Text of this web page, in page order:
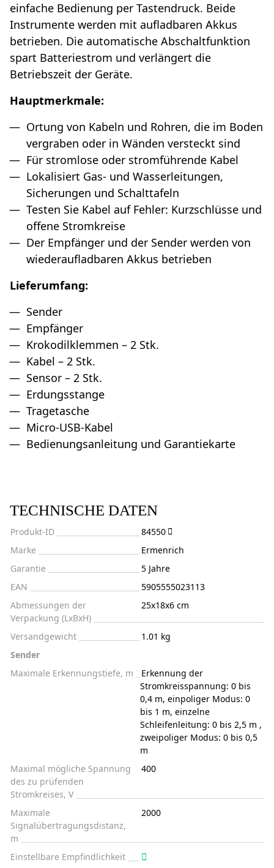
einfache Bedienung per Tastendruck. Beide
Instrumente werden mit aufladbaren Akkus
betrieben. Die automatische Abschaltfunktion
spart Batteriestrom und verlängert die
Betriebszeit der Geräte.
Hauptmerkmale:
Ortung von Kabeln und Rohren, die im Boden
vergraben oder in Wänden versteckt sind
Für stromlose oder stromführende Kabel
Lokalisiert Gas- und Wasserleitungen,
Sicherungen und Schalttafeln
Testen Sie Kabel auf Fehler: Kurzschlüsse und
offene Stromkreise
Der Empfänger und der Sender werden von
wiederaufladbaren Akkus betrieben
Lieferumfang:
Sender
Empfänger
Krokodilklemmen – 2 Stk.
Kabel – 2 Stk.
Sensor – 2 Stk.
Erdungsstange
Tragetasche
Micro-USB-Kabel
Bedienungsanleitung und Garantiekarte
TECHNISCHE DATEN
Produkt-ID
84550
Marke
Ermenrich
Garantie
5 Jahre
EAN
5905555023113
Abmessungen der
Verpackung (LxBxH)
25x18x6 cm
Versandgewicht
1.01 kg
Sender
Maximale Erkennungstiefe, m
Erkennung der
Stromkreisspannung: 0 bis
0,4 m, einpoliger Modus: 0
bis 1 m, einzelne
Schleifenleitung: 0 bis 2,5 m ,
zweipoliger Modus: 0 bis 0,5
m
Maximal mögliche Spannung
des zu prüfenden
Stromkreises, V
400
Maximale
Signalübertragungsdistanz,
m
2000
Einstellbare Empfindlichkeit